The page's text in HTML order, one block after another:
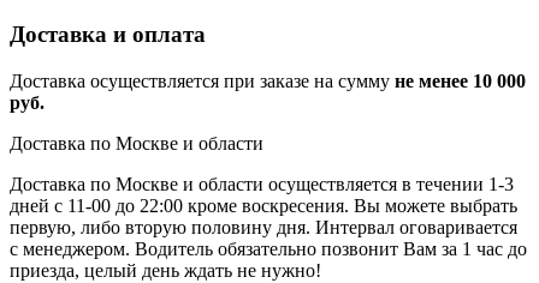
Доставка и оплата
Доставка осуществляется при заказе на сумму не менее 10 000
руб.
Доставка по Москве и области
Доставка по Москве и области осуществляется в течении 1-3
дней с 11-00 до 22:00 кроме воскресения. Вы можете выбрать
первую, либо вторую половину дня. Интервал оговаривается
с менеджером. Водитель обязательно позвонит Вам за 1 час до
приезда, целый день ждать не нужно!